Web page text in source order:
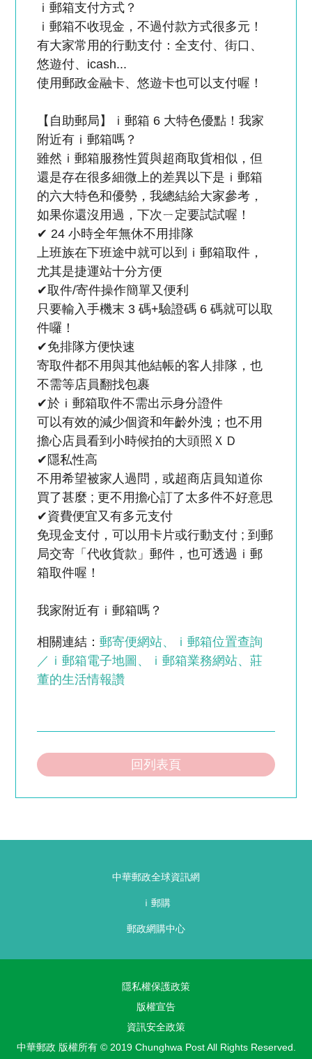
ｉ郵箱支付方式？
ｉ郵箱不收現金，不過付款方式很多元！
有大家常用的行動支付：全支付、街口、
悠遊付、icash...
使用郵政金融卡、悠遊卡也可以支付喔！
【自助郵局】ｉ郵箱 6 大特色優點！我家
附近有ｉ郵箱嗎？
雖然ｉ郵箱服務性質與超商取貨相似，但
還是存在很多細微上的差異以下是ｉ郵箱
的六大特色和優勢，我總結給大家參考，
如果你還沒用過，下次ㄧ定要試試喔！
✔ 24 小時全年無休不用排隊
上班族在下班途中就可以到ｉ郵箱取件，
尤其是捷運站十分方便
✔取件/寄件操作簡單又便利
只要輸入手機末 3 碼+驗證碼 6 碼就可以取
件囉！
✔免排隊方便快速
寄取件都不用與其他結帳的客人排隊，也
不需等店員翻找包裹
✔於ｉ郵箱取件不需出示身分證件
可以有效的減少個資和年齡外洩；也不用
擔心店員看到小時候拍的大頭照ＸＤ
✔隱私性高
不用希望被家人過問，或超商店員知道你
買了甚麼 ; 更不用擔心訂了太多件不好意思
✔資費便宜又有多元支付
免現金支付，可以用卡片或行動支付 ; 到郵
局交寄「代收貨款」郵件，也可透過ｉ郵
箱取件喔！
我家附近有ｉ郵箱嗎？
相關連結：郵寄便網站
ｉ郵箱位置查詢
／ｉ郵箱電子地圖
ｉ郵箱業務網站
莊
董的生活情報讚
回列表頁
中華郵政全球資訊網
ｉ郵購
郵政網購中心
隱私權保護政策
版權宣告
資訊安全政策
中華郵政 版權所有 © 2019 Chunghwa Post All Rights Reserved.